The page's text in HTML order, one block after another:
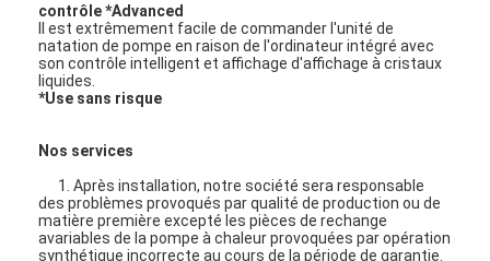
Accueil
Vidéos
VR Show
contrôle *Advanced
Il est extrêmement facile de commander l'unité de
natation de pompe en raison de l'ordinateur intégré avec
son contrôle intelligent et affichage d'affichage à cristaux
liquides.
*Use sans risque
Nos services
1. Après installation, notre société sera responsable
des problèmes provoqués par qualité de production ou de
matière première excepté les pièces de rechange
avariables de la pompe à chaleur provoquées par opération
synthétique incorrecte au cours de la période de garantie.